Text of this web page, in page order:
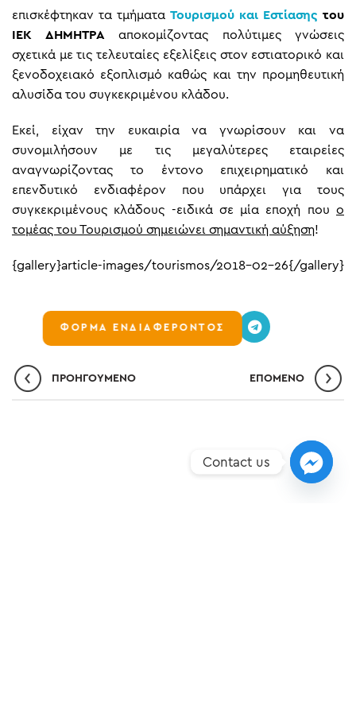
ΦΟΡΜΑ ΕΝΔΙΑΦΕΡΟΝΤΟΣ
επισκέφτηκαν τα τμήματα Τουρισμού και Εστίασης του
ΙΕΚ ΔΗΜΗΤΡΑαποκομίζοντας πολύτιμες γνώσεις
σχετικά με τις τελευταίες εξελίξεις στον εστιατορικό και
ξενοδοχειακό εξοπλισμό καθώς και την προμηθευτική
αλυσίδα του συγκεκριμένου κλάδου.
Εκεί, είχαν την ευκαιρία να γνωρίσουν και να
συνομιλήσουν με τις μεγαλύτερες εταιρείες
αναγνωρίζοντας το έντονο επιχειρηματικό και
επενδυτικό ενδιαφέρον που υπάρχει για τους
συγκεκριμένους κλάδους -ειδικά σε μία εποχή που ο
τομέας του Τουρισμού σημειώνει σημαντική αύξηση!
{gallery}article-images/tourismos/2018-02-26{/gallery}
ΠΡΟΗΓΟΎΜΕΝΟ ΕΠΌΜΕΝO
Contact us